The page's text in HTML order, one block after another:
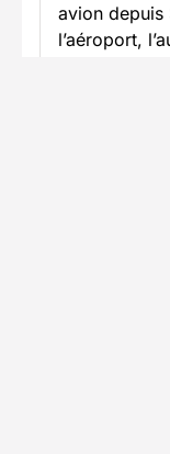
avion depuis
l’aéroport,